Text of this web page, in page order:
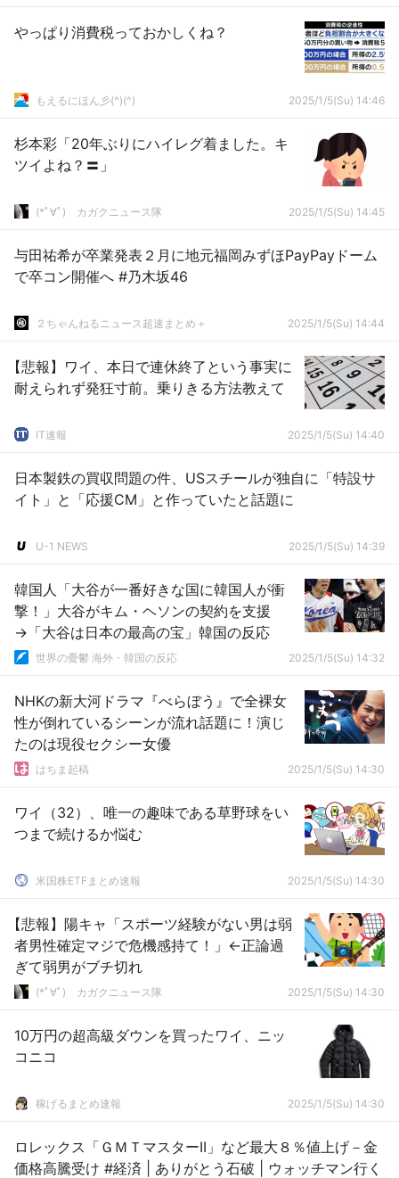
やっぱり消費税っておかしくね？
もえるにほん彡(^)(^) 2025/1/5(Su) 14:46
杉本彩「20年ぶりにハイレグ着ました。キ
ツイよね？〓」
(*ﾟ∀ﾟ)ゞカガクニュース隊 2025/1/5(Su) 14:45
与田祐希が卒業発表２月に地元福岡みずほPayPayドーム
で卒コン開催へ #乃木坂46
２ちゃんねるニュース超速まとめ＋ 2025/1/5(Su) 14:44
【悲報】ワイ、本日で連休終了という事実に
耐えられず発狂寸前。乗りきる方法教えて
IT速報 2025/1/5(Su) 14:40
日本製鉄の買収問題の件、USスチールが独自に「特設サ
イト」と「応援CM」と作っていたと話題に
U-1 NEWS 2025/1/5(Su) 14:39
韓国人「大谷が一番好きな国に韓国人が衝
撃！」大谷がキム・ヘソンの契約を支援
→「大谷は日本の最高の宝」韓国の反応
世界の憂鬱 海外・韓国の反応 2025/1/5(Su) 14:32
NHKの新大河ドラマ『べらぼう』で全裸女
性が倒れているシーンが流れ話題に！演じ
たのは現役セクシー女優
はちま起稿 2025/1/5(Su) 14:30
ワイ（32）、唯一の趣味である草野球をい
つまで続けるか悩む
米国株ETFまとめ速報 2025/1/5(Su) 14:30
【悲報】陽キャ「スポーツ経験がない男は弱
者男性確定マジで危機感持て！」←正論過
ぎて弱男がブチ切れ
(*ﾟ∀ﾟ)ゞカガクニュース隊 2025/1/5(Su) 14:30
10万円の超高級ダウンを買ったワイ、ニッ
コニコ
稼げるまとめ速報 2025/1/5(Su) 14:30
ロレックス「ＧＭＴマスターII」など最大８％値上げ－金
価格高騰受け #経済 | ありがとう石破 | ウォッチマン行く